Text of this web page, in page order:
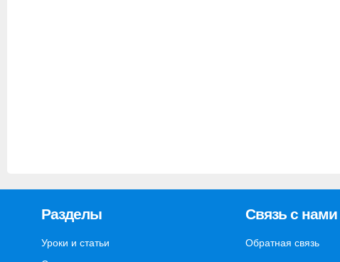
Разделы
Уроки и статьи
Связь с нами
Обратная связь